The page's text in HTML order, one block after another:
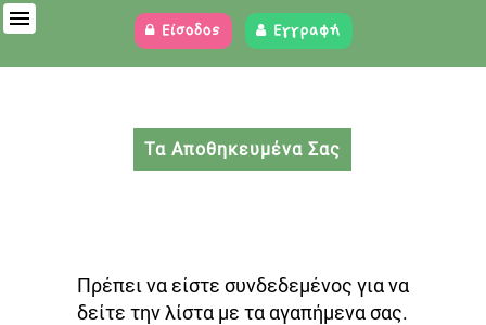
Είσοδος Εγγραφή
Τα Αποθηκευμένα Σας
Πρέπει να είστε συνδεδεμένος για να
δείτε την λίστα με τα αγαπήμενα σας.